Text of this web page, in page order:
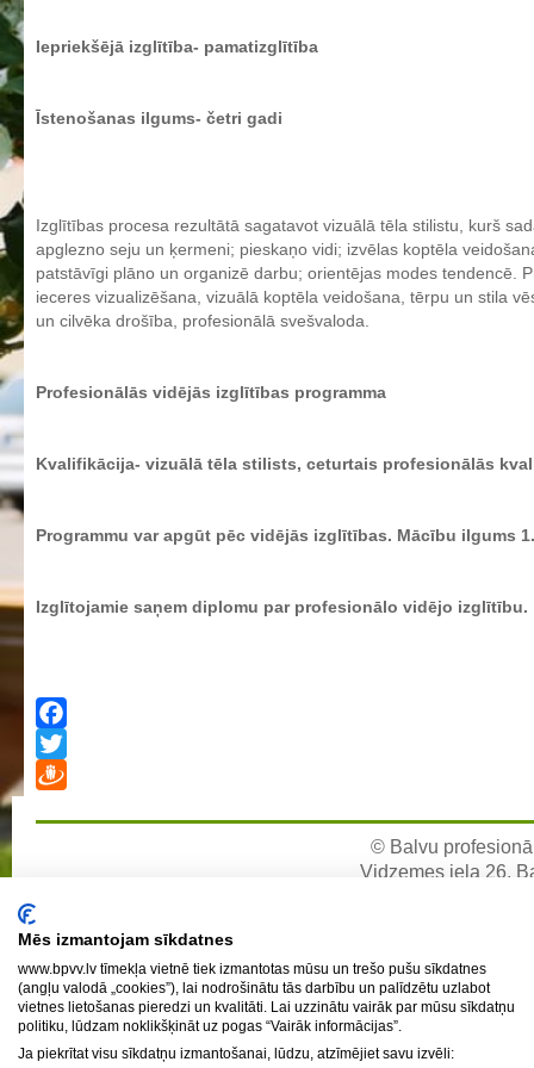
Aktualizētais pašvērtējuma ziņojums 2025
Investīciju un attīstības stratēģija
Biedrība
BPVV ciklogramma
Nolikums
Latvijas Koks "Biedra sertifikāts"
Vispārējās izglītības programmas
Profesionālās izglītības programmas
Šūto izstrādājumu ražošanas tehnoloģija
Komerczinības
Skaistumkopšanas pakalpojumi
Koksnes materiālu apstrādātājs
Mācību stundu norises laiki
Normatīvie akti
Audzināšanas darba prioritātes
Iepriekšējā izglītība- pamatizglītība
Īstenošanas ilgums- četri gadi
Izglītības procesa rezultātā sagatavot vizuālā tēla stilistu, kurš
apglezno seju un ķermeni; pieskaņo vidi; izvēlas koptēla
patstāvīgi plāno un organizē darbu; orientējas modes tendencē.
ieceres vizualizēšana, vizuālā koptēla veidošana, tērpu un stila
un cilvēka drošība, profesionālā svešvaloda.
Profesionālās vidējās izglītības programma
Kvalifikācija- vizuālā tēla stilists, ceturtais profesionālās
Programmu var apgūt pēc vidējās izglītības. Mācību ilgums
Izglītojamie saņem diplomu par profesionālo vidējo izglītību.
Facebook
Twitter
© Balvu
Vidzemes iela 26,
Mēs izmantojam sīkdatnes
www.bpvv.lv tīmekļa vietnē tiek izmantotas mūsu un trešo pušu sīkdatnes
(angļu valodā „cookies”), lai nodrošinātu tās darbību un palīdzētu uzlabot
vietnes lietošanas pieredzi un kvalitāti. Lai uzzinātu vairāk par mūsu sīkdatņu
politiku, lūdzam noklikšķināt uz pogas “Vairāk informācijas”.
Ja piekrītat visu sīkdatņu izmantošanai, lūdzu, atzīmējiet savu izvēli: